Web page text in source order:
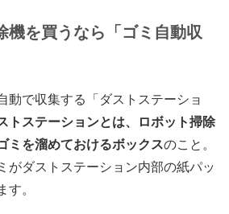
機を買うなら「ゴミ自動収
動で収集する「ダストステーショ
トステーションとは、ロボット掃除
ミを溜めておけるボックスのこと。
がダストステーション内部の紙パッ
す。